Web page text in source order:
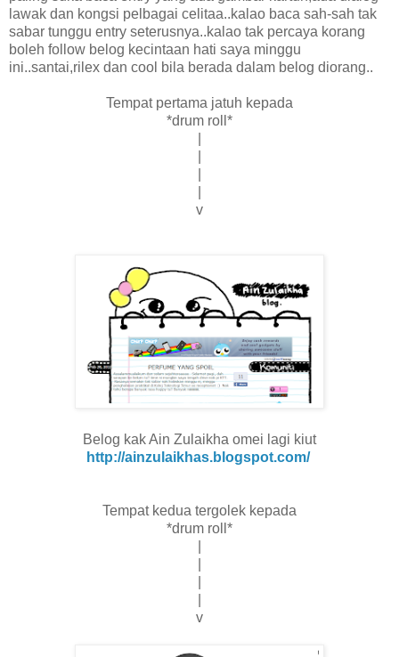
lawak dan kongsi pelbagai celitaa..kalao baca sah-sah tak
sabar tunggu entry seterusnya..kalao tak percaya korang
boleh follow belog kecintaan hati saya minggu
ini..santai,rilex dan cool bila berada dalam belog diorang..
Tempat pertama jatuh kepada
*drum roll*
v
Belog kak Ain Zulaikha omei lagi kiut
http://ainzulaikhas.blogspot.com/
Tempat kedua tergolek kepada
*drum roll*
v